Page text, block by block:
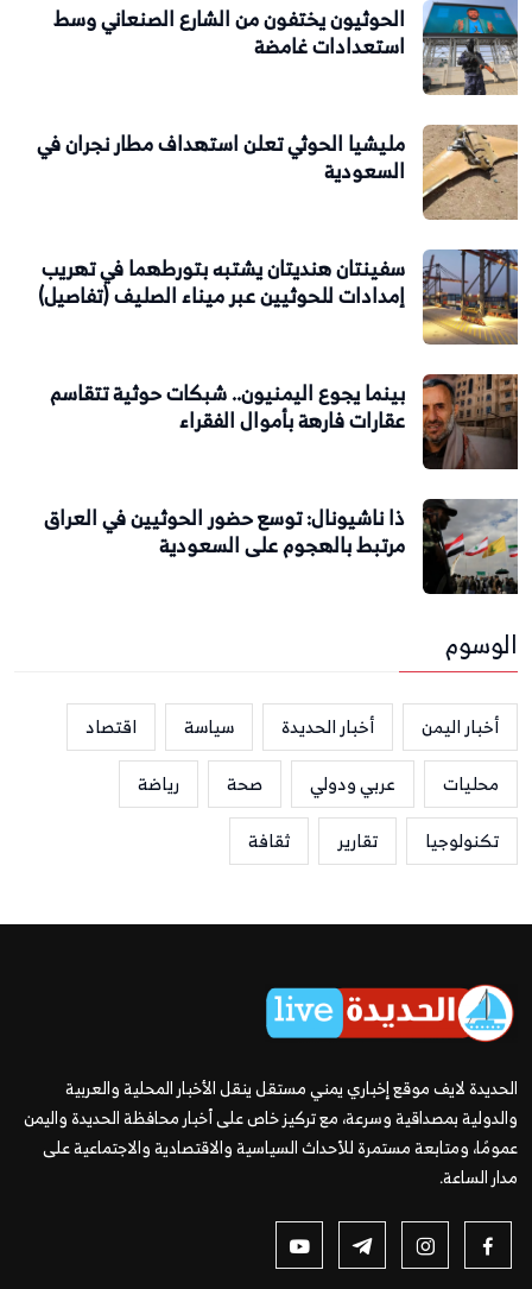
الحوثيون يختفون من الشارع الصنعاني وسط
استعدادات غامضة
مليشيا الحوثي تعلن استهداف مطار نجران في
السعودية
سفينتان هنديتان يشتبه بتورطهما في تهريب
إمدادات للحوثيين عبر ميناء الصليف (تفاصيل)
بينما يجوع اليمنيون.. شبكات حوثية تتقاسم
عقارات فارهة بأموال الفقراء
ذا ناشيونال: توسع حضور الحوثيين في العراق
مرتبط بالهجوم على السعودية
الوسوم
أخبار اليمن أخبار الحديدة سياسة
اقتصاد
محليات
عربي ودولي صحة
رياضة
تكنولوجيا
تقارير ثقافة
الحديدة لايف موقع إخباري يمني مستقل ينقل الأخبار المحلية والعربية
والدولية بمصداقية وسرعة، مع تركيز خاص على أخبار محافظة الحديدة واليمن
عمومًا، ومتابعة مستمرة للأحداث السياسية والاقتصادية والاجتماعية على
مدار الساعة.